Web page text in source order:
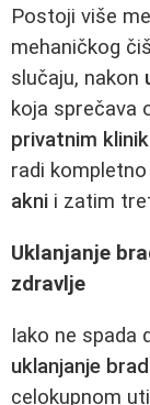
Postoji više
mehaničkog
slučaju, nakon
koja sprečava
privatnim
radi kompletno
akni i zatim
Uklanjanje
zdravlje
Iako ne spada
uklanjanje
celokupnom